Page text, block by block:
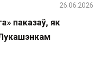
паказаў, як
26.06.2026